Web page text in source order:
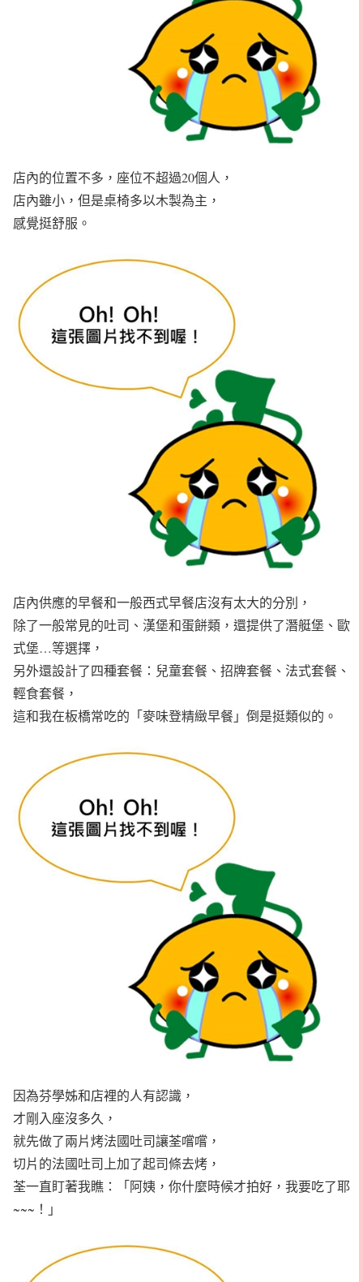
店內的位置不多，座位不超過20個人，
店內雖小，但是桌椅多以木製為主，
感覺挺舒服。
店內供應的早餐和一般西式早餐店沒有太大的分別，
除了一般常見的吐司、漢堡和蛋餅類，還提供了潛艇堡、歐
式堡…等選擇，
另外還設計了四種套餐：兒童套餐、招牌套餐、法式套餐、
輕食套餐，
這和我在板橋常吃的「麥味登精緻早餐」倒是挺類似的。
因為芬學姊和店裡的人有認識，
才剛入座沒多久，
就先做了兩片烤法國吐司讓荃嚐嚐，
切片的法國吐司上加了起司條去烤，
荃一直盯著我瞧：「阿姨，你什麼時候才拍好，我要吃了耶
~~~！」